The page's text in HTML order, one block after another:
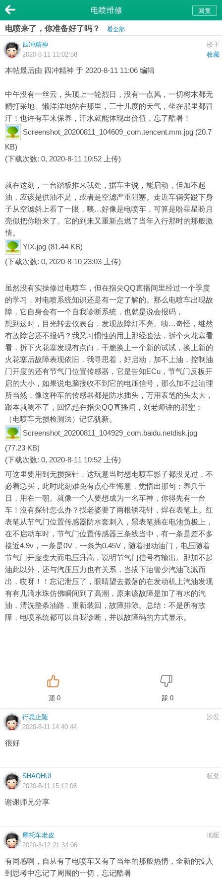
回复
电喷维修
电喷来了，你准备好了吗？ 看全部
楼主
四冲精神
收藏
2020-8-11 11:02:58
本帖最后由 四冲精神 于 2020-8-11 11:06 编辑
中午没有一丝云，头顶上一轮烈日，没有一点风，一切树木都无
精打采地、懒洋洋地站在那里，三十几度的天气，坐在那里都冒
汗！也许有车来保养，汗水就能体现出价值，忘了酷暑！
Screenshot_20200811_104609_com.tencent.mm.jpg (20.7
KB)
(下载次数: 0, 2020-8-11 10:52 上传)
就在这刻，一台踏板推来我处，据车主说，能启动，但加不起
油，应该是供油不足，或者是空滤严重阻塞。走近车辆旁蹬下身
子从空滤斜上看了一眼，咦…好像是电喷车，可算是盼星星盼月
亮似把你盼来了。它的到来又重新点燃了当年入行那时的那般激
情。
YIX.jpg (81.44 KB)
(下载次数: 0, 2020-8-10 23:03 上传)
虽然没有实操修过电喷车，但在指尖QQ直播间里经过一个季度
的学习，对电喷系统知识还是有一定了解的。那么电喷车出现故
障，它自身会有一个自我诊断系统，也就是说会报码，
想到这时，目光转去仪表台，发现故障灯不亮。咦…奇怪，继然
有故障它还不报码？我又习惯性的用上那经验法，拆个火花塞看
看，拆下火花塞发现有点白，干脆换上一个新的试试，换上新的
火花塞后故障表现依旧，我寻思着，好启动，加不上油，控制油
门开度的还有节气门位置传感器，它是告知ECu，节气门反板开
启的大小，如果说电脑接收不到它的电压信号，那么加不起油理
所当然，像这种车的传感器都是防水插头，万用表笔的头太大，
跟本就测不了，回忆起在指尖QQ直播间，刘老师讲的那堂：
（电喷车无损检测法）记忆犹新。
Screenshot_20200811_104929_com.baidu.netdisk.jpg
(77.23 KB)
(下载次数: 0, 2020-8-11 10:52 上传)
可这里要用到无损探针，这玩意当时想电喷车影子都没见过，不
必着急买，此时此刻难免有点心生悔意，觉悟出那句：养兵千
日，用在一朝。就像一个人要想成为一名车神，你得先有一台
车！沒有探针怎么办？找老婆要了两根锈花针，焊在表笔上。红
表笔从节气门位置传感器防水套刺入，黑表笔插在电池负极上，
在不启动车时，节气门位置传感器三条线当中，有一条是差不多
接近4.9v，一条是0V，一条为0.45V，随着扭动油门，电压随着
节气门开度变大而电压升高，说明节气门信号有输出。那加不起
油此以外，还与汽压压力也有关系，当拔下油管少汽油飞溅而
出，哎呀！！忘记泄压了，眼睛望去撒落的在发动机上汽油发现
有有几滴水珠仿佛瞬间到了高潮，原来该故障是加了有水的汽
油，清洗整条油路，重新装回，故障排除。总结：不是所有故
障，电喷系统都可以自我诊断，并以故障码的方式显示。
顶 0 踩 0
沙发
行思止随
2020-8-11 14:40:44
很好
板凳
SHAOHUI
2020-8-11 15:12:06
谢谢师兄分享
地板
摩托车老皮
2020-8-12 21:34:06
有同感啊，自从有了电喷车又有了当年的那般热情，全新的投入
到思考中忘记了周围的一切，忘记酷暑